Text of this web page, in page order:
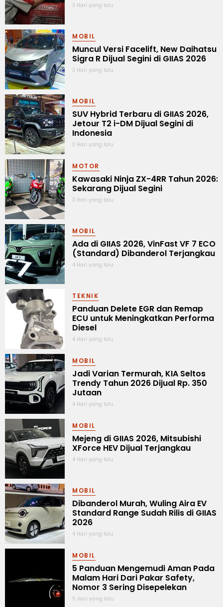
3 Hari yang lalu
MOBIL
Muncul Versi Facelift, New Daihatsu
Sigra R Dijual Segini di GIIAS 2026
3 Hari yang lalu
MOBIL
SUV Hybrid Terbaru di GIIAS 2026,
Jetour T2 i-DM Dijual Segini di
Indonesia
3 Hari yang lalu
MOTOR
Kawasaki Ninja ZX-4RR Tahun 2026:
Sekarang Dijual Segini
3 Hari yang lalu
MOBIL
Ada di GIIAS 2026, VinFast VF 7 ECO
(Standard) Dibanderol Terjangkau
4 Hari yang lalu
TEKNIK
Panduan Delete EGR dan Remap
ECU untuk Meningkatkan Performa
Diesel
4 Hari yang lalu
MOBIL
Jadi Varian Termurah, KIA Seltos
Trendy Tahun 2026 Dijual Rp. 350
Jutaan
4 Hari yang lalu
MOBIL
Mejeng di GIIAS 2026, Mitsubishi
XForce HEV Dijual Terjangkau
4 Hari yang lalu
MOBIL
Dibanderol Murah, Wuling Aira EV
Standard Range Sudah Rilis di GIIAS
2026
4 Hari yang lalu
MOBIL
5 Panduan Mengemudi Aman Pada
Malam Hari Dari Pakar Safety,
Nomor 3 Sering Disepelekan
5 Hari yang lalu